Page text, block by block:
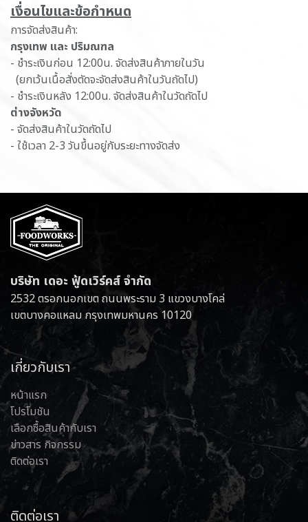
เ​งื่อนไขและข้อกำหนด
การจัดส่งสินค้า:
กรุงเทพ และ ปริมณฑล
- ชำระเงินก่อน 12:00น. จัดส่งสินค้าภายในวัน
(ยกเว้นเนื้อสั่งตัดจะจัดส่งสินค้าในวันถัดไป)
- ชำระเงินหลัง 12:00น. จัดส่งสินค้าในวัดถัดไป
ต่างจังหวัด
- จัดส่งสินค้าในวัดถัดไป
- ใช้เวลา 2-3 วันขึ้นอยู่กับระยะทางจัดส่ง
บริษัท เดอะ ฟู้ดเวิร์คส์ จำกัด
2532 ตรอกนอกเขต ถนนพระราม 3 แขวงบางโคล่
เขตบางคอแหลม กรุงเทพมหานคร 10120
เกี่ยวกับเรา
หน้าแรก
โปรโมชัน
เลือกซื้อสินค้ากับเรา
ข่าวสาร กิจกรรม
ติดต่อเรา
ติดต่อเรา